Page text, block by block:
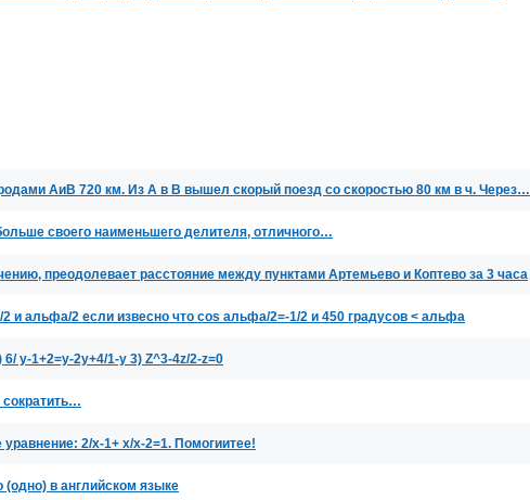
АиВ 720 км. Из А в В вышел скорый поезд со скоростью 80 км в ч. Через…
своего наименьшего делителя, отличного…
преодолевает расстояние между пунктами Артемьево и Коптево за 3 часа
и альфа/2 если извесно что cos альфа/2=-1/2 и 450 градусов < альфа
y-1+2=y-2y+4/1-y 3) Z^3-4z/2-z=0
2/х-1+ х/х-2=1. Помогиитее!
в английском языке